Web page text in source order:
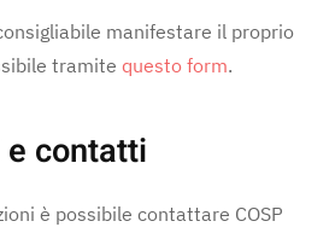
manifestare il proprio
tramite questo form.
contatti
è possibile contattare COSP